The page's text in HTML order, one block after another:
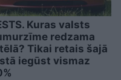
Kuras valsts
redzama
Tikai retais šajā
iegūst vismaz